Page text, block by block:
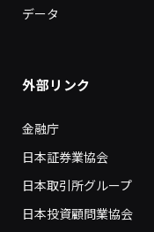
データ
外部リンク
金融庁
日本証券業協会
日本取引所グループ
日本投資顧問業協会